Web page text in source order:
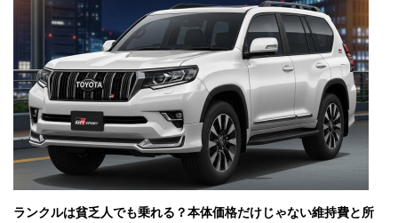
ランクルは貧乏人でも乗れる？本体価格だけじゃない維持費と所